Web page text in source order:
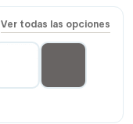
Ver todas las opciones